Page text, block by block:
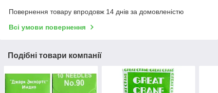
Повернення товару впродовж 14 днів за домовленістю
Всі умови повернення
Подібні товари компанії